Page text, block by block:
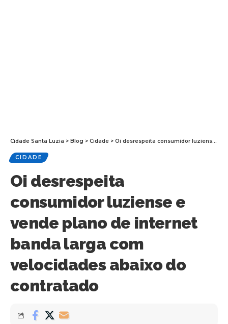
Cidade Santa Luzia > Blog > Cidade > Oi desrespeita consumidor luziense e vende plano de internet banda larga com velocidades abaixo do contratado
CIDADE
Oi desrespeita
consumidor luziense e
vende plano de internet
banda larga com
velocidades abaixo do
contratado